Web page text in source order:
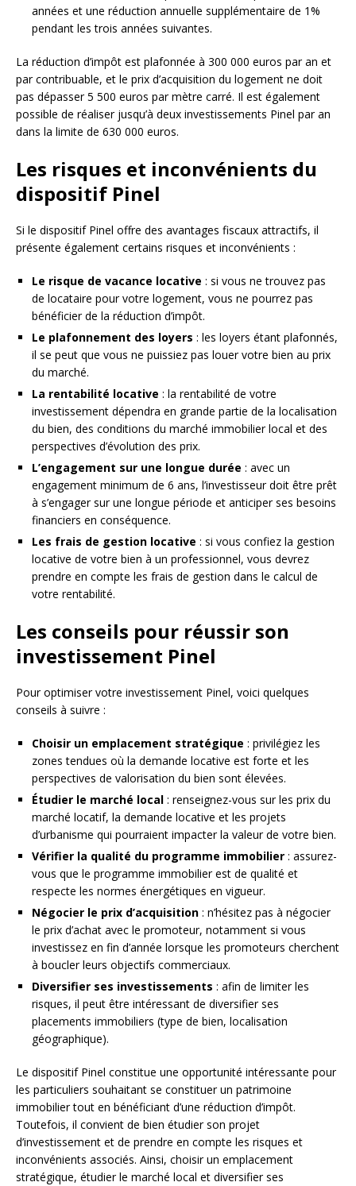
années et une réduction annuelle supplémentaire de 1%
pendant les trois années suivantes.
La réduction d’impôt est plafonnée à 300 000 euros par an et
par contribuable, et le prix d’acquisition du logement ne doit
pas dépasser 5 500 euros par mètre carré. Il est également
possible de réaliser jusqu’à deux investissements Pinel par an
dans la limite de 630 000 euros.
Les risques et inconvénients du
dispositif Pinel
Si le dispositif Pinel offre des avantages fiscaux attractifs, il
présente également certains risques et inconvénients :
Le risque de vacance locative : si vous ne trouvez pas
de locataire pour votre logement, vous ne pourrez pas
bénéficier de la réduction d’impôt.
Le plafonnement des loyers : les loyers étant plafonnés,
il se peut que vous ne puissiez pas louer votre bien au prix
du marché.
La rentabilité locative : la rentabilité de votre
investissement dépendra en grande partie de la localisation
du bien, des conditions du marché immobilier local et des
perspectives d’évolution des prix.
L’engagement sur une longue durée : avec un
engagement minimum de 6 ans, l’investisseur doit être prêt
à s’engager sur une longue période et anticiper ses besoins
financiers en conséquence.
Les frais de gestion locative : si vous confiez la gestion
locative de votre bien à un professionnel, vous devrez
prendre en compte les frais de gestion dans le calcul de
votre rentabilité.
Les conseils pour réussir son
investissement Pinel
Pour optimiser votre investissement Pinel, voici quelques
conseils à suivre :
Choisir un emplacement stratégique : privilégiez les
zones tendues où la demande locative est forte et les
perspectives de valorisation du bien sont élevées.
Étudier le marché local : renseignez-vous sur les prix du
marché locatif, la demande locative et les projets
d’urbanisme qui pourraient impacter la valeur de votre bien.
Vérifier la qualité du programme immobilier : assurez-
vous que le programme immobilier est de qualité et
respecte les normes énergétiques en vigueur.
Négocier le prix d’acquisition : n’hésitez pas à négocier
le prix d’achat avec le promoteur, notamment si vous
investissez en fin d’année lorsque les promoteurs cherchent
à boucler leurs objectifs commerciaux.
Diversifier ses investissements : afin de limiter les
risques, il peut être intéressant de diversifier ses
placements immobiliers (type de bien, localisation
géographique).
Le dispositif Pinel constitue une opportunité intéressante pour
les particuliers souhaitant se constituer un patrimoine
immobilier tout en bénéficiant d’une réduction d’impôt.
Toutefois, il convient de bien étudier son projet
d’investissement et de prendre en compte les risques et
inconvénients associés. Ainsi, choisir un emplacement
stratégique, étudier le marché local et diversifier ses